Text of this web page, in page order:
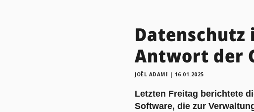
Datenschutz
Antwort der
JOËL ADAMI | 16.01.2025
Letzten Freitag berichtete
Software, die zur